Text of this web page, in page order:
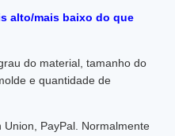
alto/mais baixo do que
do material, tamanho do
e quantidade de
Union, PayPal. Normalmente